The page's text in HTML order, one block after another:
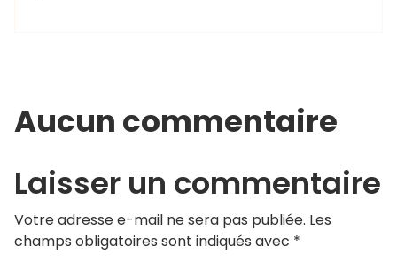
Aucun commentaire
Laisser un commentaire
Votre adresse e-mail ne sera pas publiée. Les
champs obligatoires sont indiqués avec *